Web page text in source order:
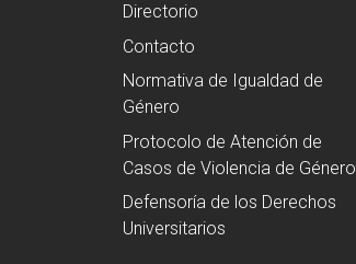
Directorio
Contacto
Normativa de Igualdad de
Género
Protocolo de Atención de
Casos de Violencia de Género
Defensoría de los Derechos
Universitarios